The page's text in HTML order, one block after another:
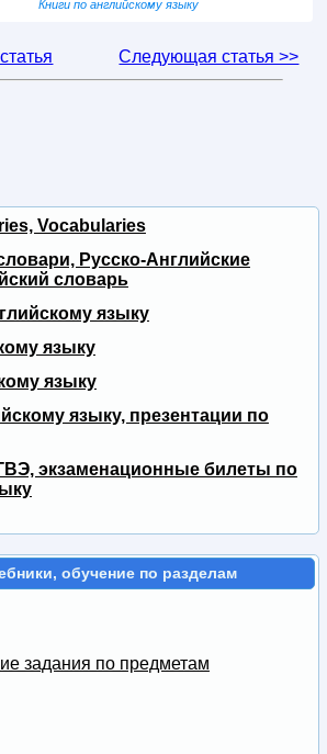
Книги по английскому языку
Следующая статья >>
Vocabularies
Русско-Английские
словарь
языку
языку
языку
языку, презентации по
экзаменационные билеты по
обучение по разделам
задания по предметам